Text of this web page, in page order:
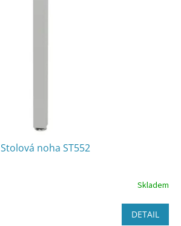
Stolová noha ST552
Skladem
DETAIL